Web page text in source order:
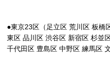
●東京23区（足立区 荒川区 板橋
東区 品川区 渋谷区 新宿区 杉並
千代田区 豊島区 中野区 練馬区